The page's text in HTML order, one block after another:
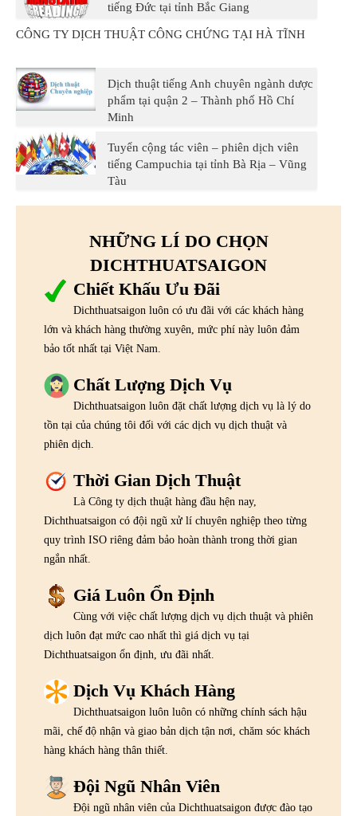
tiếng Đức tại tỉnh Bắc Giang
CÔNG TY DỊCH THUẬT CÔNG CHỨNG TẠI HÀ TĨNH
Dịch thuật tiếng Anh chuyên ngành dược
phẩm tại quận 2 – Thành phố Hồ Chí
Minh
Tuyển cộng tác viên – phiên dịch viên
tiếng Campuchia tại tỉnh Bà Rịa – Vũng
Tàu
NHỮNG LÍ DO CHỌN
DICHTHUATSAIGON
Chiết Khấu Ưu Đãi
Dichthuatsaigon luôn có ưu đãi với các khách hàng
lớn và khách hàng thường xuyên, mức phí này luôn đảm
bảo tốt nhất tại Việt Nam.
Chất Lượng Dịch Vụ
Dichthuatsaigon luôn đặt chất lượng dịch vụ là lý do
tồn tại của chúng tôi đối với các dịch vụ dịch thuật và
phiên dịch.
Thời Gian Dịch Thuật
Là Công ty dịch thuật hàng đầu hện nay,
Dichthuatsaigon có đội ngũ xử lí chuyên nghiệp theo từng
quy trình ISO riêng đảm bảo hoàn thành trong thời gian
ngắn nhất.
Giá Luôn Ổn Định
Cùng với việc chất lượng dịch vụ dịch thuật và phiên
dịch luôn đạt mức cao nhất thì giá dịch vụ tại
Dichthuatsaigon ổn định, ưu đãi nhất.
Dịch Vụ Khách Hàng
Dichthuatsaigon luôn luôn có những chính sách hậu
mãi, chế độ nhận và giao bản dịch tận nơi, chăm sóc khách
hàng khách hàng thân thiết.
Đội Ngũ Nhân Viên
Đội ngũ nhân viên của Dichthuatsaigon được đào tạo